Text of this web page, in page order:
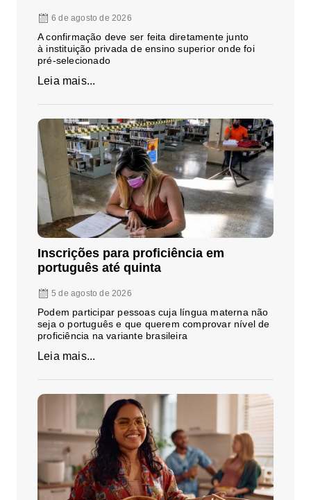
6 de agosto de 2026
A confirmação deve ser feita diretamente junto
à instituição privada de ensino superior onde foi
pré-selecionado
Leia mais...
Inscrições para proficiência em
português até quinta
5 de agosto de 2026
Podem participar pessoas cuja língua materna não
seja o português e que querem comprovar nível de
proficiência na variante brasileira
Leia mais...